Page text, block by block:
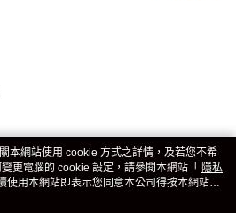
本網站使用 cookie 方式之詳情，及若您不希
更電腦的 cookie 設定，請參閱本網站「 隱私
使用本網站即表示您同意本公司得按本網站使